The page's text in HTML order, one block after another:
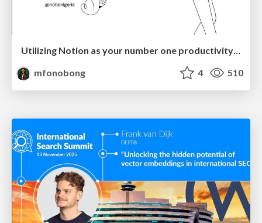
Utilizing Notion as your number one productivity tool
mfonobong
4 510